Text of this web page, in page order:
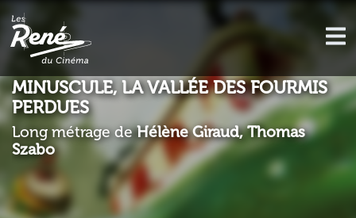
MINUSCULE, LA VALLÉE DES FOURMIS
PERDUES
Long métrage deHélène Giraud, Thomas
Szabo